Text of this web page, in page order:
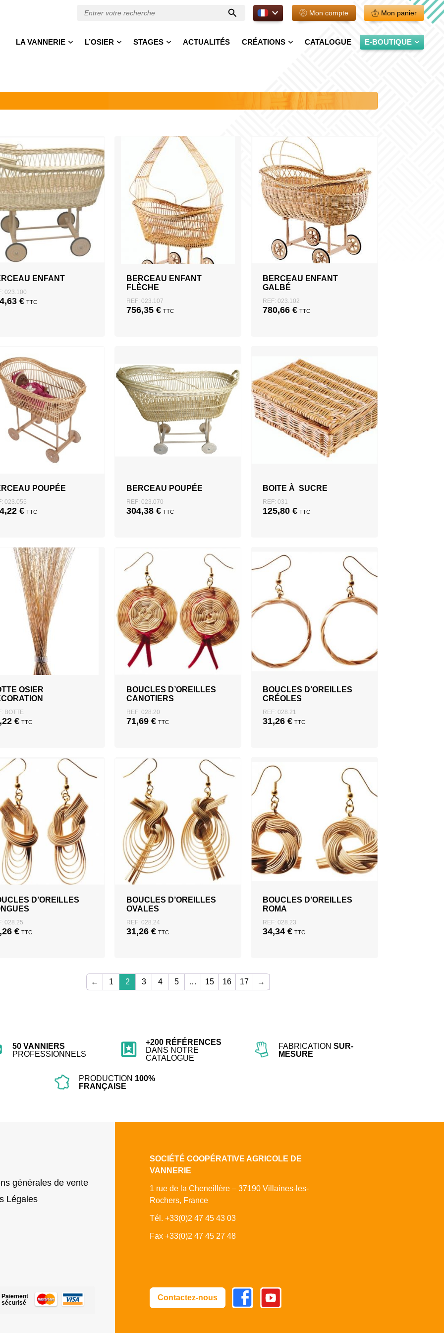
Entrer
votre
FR. Mon compte Mon panier
LA VANNERIE L’OSIER STAGES ACTUALITÉS CRÉATIONS CATALOGUE E-BOUTIQUE
ENFANT
023.100
€ TTC
BERCEAU ENFANT
FLÈCHE
REF: 023.107
756,35 € TTC
BERCEAU ENFANT
GALBÉ
REF: 023.102
780,66€ TTC
POUPÉE
023.055
€ TTC
BERCEAU POUPÉE
REF: 023.070
304,38 € TTC
BOITE À SUCRE
REF: 031
125,80€ TTC
OSIER
BOTTE
€ TTC
BOUCLES D’OREILLES
CANOTIERS
REF: 028.20
71,69 € TTC
BOUCLES D’OREILLES
CRÉOLES
REF: 028.21
31,26€ TTC
D’OREILLES
028.25
€ TTC
BOUCLES D’OREILLES
OVALES
REF: 028.24
31,26 € TTC
BOUCLES D’OREILLES
ROMA
REF: 028.23
34,34€ TTC
← 1 2 3 4 5 … 15 16 17 →
50 VANNIERS
PROFESSIONNELS
+200 RÉFÉRENCES
DANS NOTRE
CATALOGUE
FABRICATION SUR-
MESURE
PRODUCTION 100%
FRANÇAISE
générales de vente
Légales
SOCIÉTÉ COOPÉRATIVE AGRICOLE DE
VANNERIE
1 rue de la Cheneillère – 37190 Villaines-les-
Rochers, France
Tél. +33(0)2 47 45 43 03
Fax +33(0)2 47 45 27 48
Paiement
sécurisé
Contactez-nous
FacebookYoutube